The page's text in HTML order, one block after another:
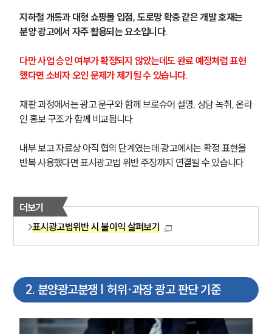
지하철 개통과 대형 쇼핑몰 입점, 도로망 확충 같은 개발 호재는
분양 광고에서 자주 활용되는 요소입니다.
다만 사업 승인 여부가 확정되지 않았는데도 완료 예정처럼 표현
했다면 소비자 오인 문제가 제기될 수 있습니다.
재판 과정에서는 광고 문구와 함께 브로슈어 설명, 상담 녹취, 온라
인 홍보 구조가 함께 비교됩니다.
내부 보고 자료상 아직 협의 단계였는데 광고에서는 확정 표현을
반복 사용했다면 표시광고법 위반 주장까지 연결될 수 있습니다.
더보기
표시광고법위반 시 불이익 살펴보기
2. 분양광고분쟁 | 허위·과장 광고 판단 기준